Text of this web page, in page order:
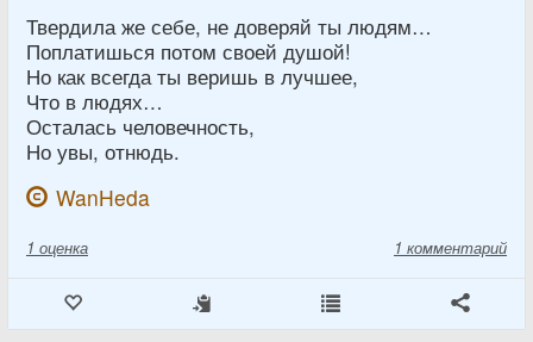
Твердила же себе, не доверяй ты людям…
Поплатишься потом своей душой!
Но как всегда ты веришь в лучшее,
Что в людях…
Осталась человечность,
Но увы, отнюдь.
WanHeda
1 оценка 1 комментарий